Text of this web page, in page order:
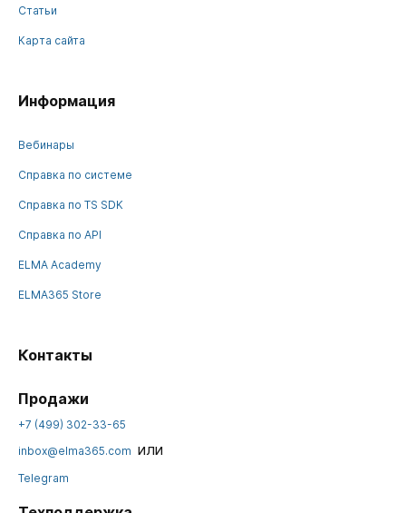
Статьи
Карта сайта
Информация
Вебинары
Справка по системе
Справка по TS SDK
Справка по API
ELMA Academy
ELMA365 Store
Контакты
Продажи
+7 (499) 302-33-65
inbox@elma365.com или
Telegram